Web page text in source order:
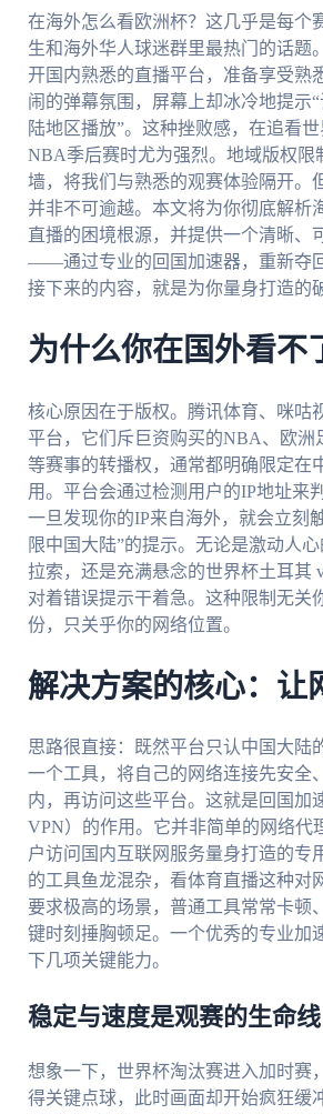
在海外怎么看欧洲杯？这几乎是每个
生和海外华人球迷群里最热门的话题
开国内熟悉的直播平台，准备享受熟
闹的弹幕氛围，屏幕上却冰冷地提示
陆地区播放”。这种挫败感，在追看世
NBA季后赛时尤为强烈。地域版权限
墙，将我们与熟悉的观赛体验隔开。
并非不可逾越。本文将为你彻底解析
直播的困境根源，并提供一个清晰、
——通过专业的回国加速器，重新夺
接下来的内容，就是为你量身打造的
为什么你在国外看不
核心原因在于版权。腾讯体育、咪咕
平台，它们斥巨资购买的NBA、欧洲
等赛事的转播权，通常都明确限定在
用。平台会通过检测用户的IP地址来
一旦发现你的IP来自海外，就会立刻
限中国大陆”的提示。无论是激动人
拉索，还是充满悬念的世界杯土耳其
对着错误提示干着急。这种限制无关
份，只关乎你的网络位置。
解决方案的核心：让
思路很直接：既然平台只认中国大陆
一个工具，将自己的网络连接先安全
内，再访问这些平台。这就是回国加
VPN）的作用。它并非简单的网络代
户访问国内互联网服务量身打造的专
的工具鱼龙混杂，看体育直播这种对
要求极高的场景，普通工具常常卡顿
键时刻捶胸顿足。一个优秀的专业加
下几项关键能力。
稳定与速度是观赛的生命线
想象一下，世界杯淘汰赛进入加时赛
得关键点球，此时画面却开始疯狂缓